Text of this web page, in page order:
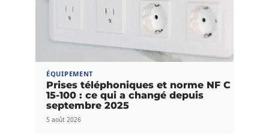
ÉQUIPEMENT
Prises téléphoniques et norme NF C
15-100 : ce qui a changé depuis
septembre 2025
5 août 2026